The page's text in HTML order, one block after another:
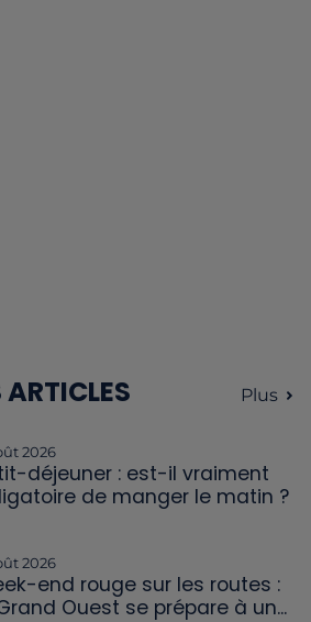
ARTICLES Plus
2026
déjeuner : est-il vraiment
de manger le matin ?
2026
end rouge sur les routes :
Ouest se prépare à un...